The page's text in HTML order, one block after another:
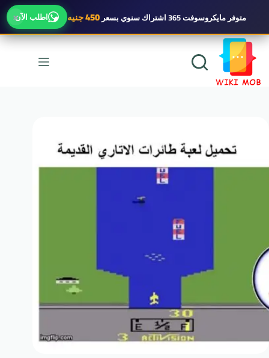
× متوفرمايكروسوفت 365 اشتراك سنوي بسعر450 جنيه اطلب الآن
التجاوز
المحتوى